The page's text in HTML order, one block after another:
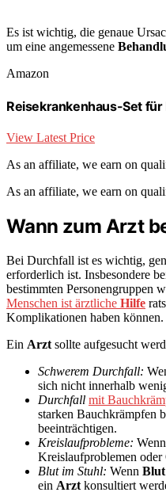
Es ist wichtig, die genaue
um eine angemessene
Amazon
Reisekrankenhaus-Set für
View Latest Price
As an affiliate, we earn on
As an affiliate, we earn on
Wann zum Arzt
Bei Durchfall ist es wichtig,
erforderlich ist. Insbesondere
bestimmten Personengruppen
Menschen ist ärztliche Hilfe
Komplikationen haben können.
Ein Arzt sollte aufgesucht
Schwerem Durchfall:
sich nicht innerhalb
Durchfall mit
starken Bauchkrämpfen
beeinträchtigen.
Kreislaufprobleme:
Kreislaufproblemen
Blut im Stuhl: Wenn
ein Arzt konsultiert